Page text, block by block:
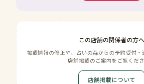
この店舗の関係者の方へ
掲載情報の修正や、占いの森からの予約受付・
店舗掲載のご案内をご覧くださ
店舗掲載について